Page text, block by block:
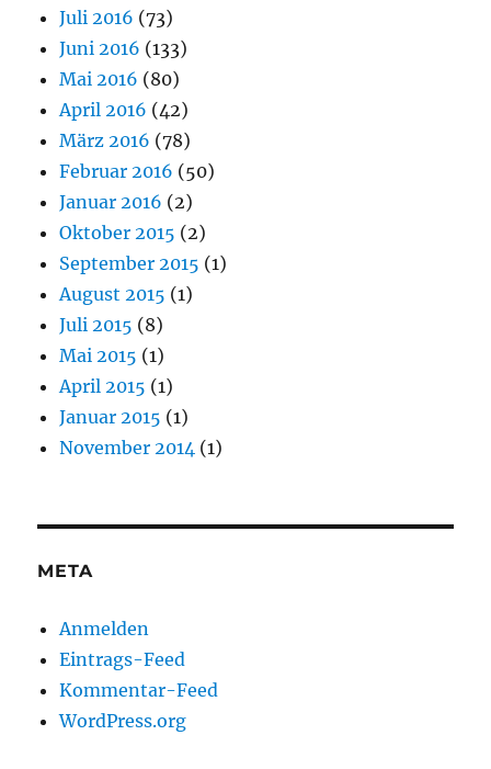
Juli 2016 (73)
Juni 2016 (133)
Mai 2016 (80)
April 2016 (42)
März 2016 (78)
Februar 2016 (50)
Januar 2016 (2)
Oktober 2015 (2)
September 2015 (1)
August 2015 (1)
Juli 2015 (8)
Mai 2015 (1)
April 2015 (1)
Januar 2015 (1)
November 2014 (1)
META
Anmelden
Eintrags-Feed
Kommentar-Feed
WordPress.org